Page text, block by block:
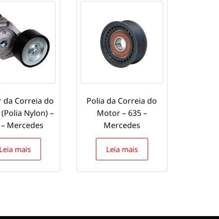
da Correia do
Nylon) –
Mercedes
Leia mais
Polia da Correia do
Motor – 635 –
Mercedes
Leia mais